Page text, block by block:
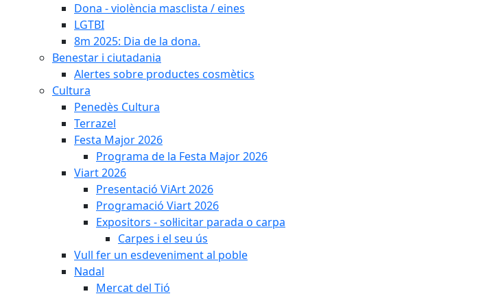
Dona - violència masclista / eines
LGTBI
8m 2025: Dia de la dona.
Benestar i ciutadania
Alertes sobre productes cosmètics
Cultura
Penedès Cultura
Terrazel
Festa Major 2026
Programa de la Festa Major 2026
Viart 2026
Presentació ViArt 2026
Programació Viart 2026
Expositors - sol·licitar parada o carpa
Carpes i el seu ús
Vull fer un esdeveniment al poble
Nadal
Mercat del Tió